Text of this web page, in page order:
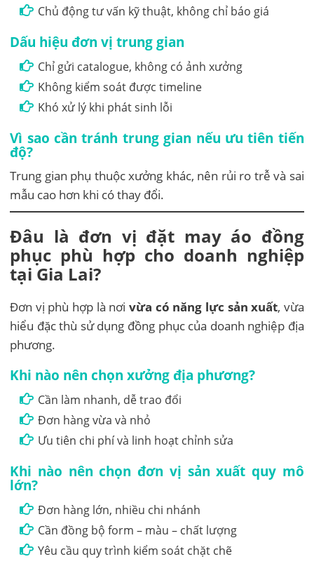
Chủ động tư vấn kỹ thuật, không chỉ báo giá
Dấu hiệu đơn vị trung gian
Chỉ gửi catalogue, không có ảnh xưởng
Không kiểm soát được timeline
Khó xử lý khi phát sinh lỗi
Vì sao cần tránh trung gian nếu ưu tiên tiến
độ?
Trung gian phụ thuộc xưởng khác, nên rủi ro trễ và sai
mẫu cao hơn khi có thay đổi.
Đâu là đơn vị đặt may áo đồng
phục phù hợp cho doanh nghiệp
tại Gia Lai?
Đơn vị phù hợp là nơi vừa có năng lực sản xuất, vừa
hiểu đặc thù sử dụng đồng phục của doanh nghiệp địa
phương.
Khi nào nên chọn xưởng địa phương?
Cần làm nhanh, dễ trao đổi
Đơn hàng vừa và nhỏ
Ưu tiên chi phí và linh hoạt chỉnh sửa
Khi nào nên chọn đơn vị sản xuất quy mô
lớn?
Đơn hàng lớn, nhiều chi nhánh
Cần đồng bộ form – màu – chất lượng
Yêu cầu quy trình kiểm soát chặt chẽ